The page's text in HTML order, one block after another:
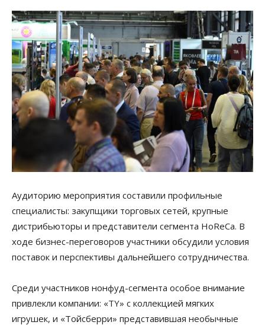
Аудиторию мероприятия составили профильные
специалисты: закупщики торговых сетей, крупные
дистрибьюторы и представители сегмента HoReCa. В
ходе бизнес-переговоров участники обсудили условия
поставок и перспективы дальнейшего сотрудничества.
Среди участников нонфуд-сегмента особое внимание
привлекли компании: «TY» с коллекцией мягких
игрушек, и «Тойсберри» представившая необычные